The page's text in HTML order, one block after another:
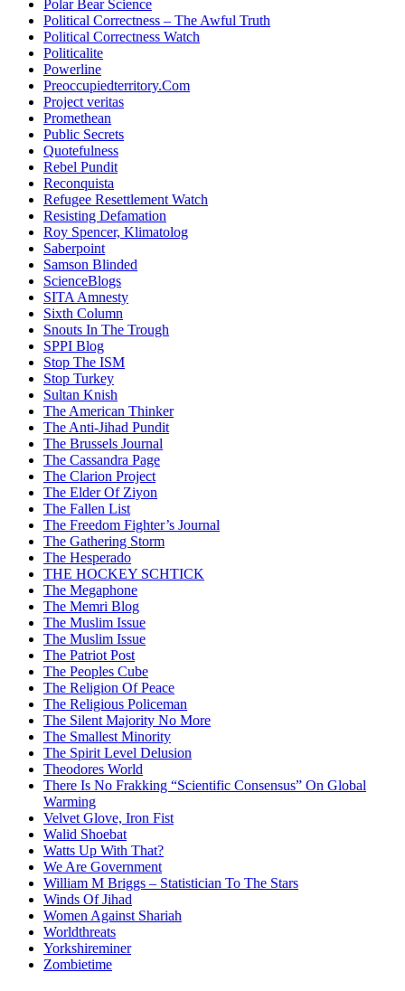
Polar Bear Science
Political Correctness – The Awful Truth
Political Correctness Watch
Politicalite
Powerline
Preoccupiedterritory.Com
Project veritas
Promethean
Public Secrets
Quotefulness
Rebel Pundit
Reconquista
Refugee Resettlement Watch
Resisting Defamation
Roy Spencer, Klimatolog
Saberpoint
Samson Blinded
ScienceBlogs
SITA Amnesty
Sixth Column
Snouts In The Trough
SPPI Blog
Stop The ISM
Stop Turkey
Sultan Knish
The American Thinker
The Anti-Jihad Pundit
The Brussels Journal
The Cassandra Page
The Clarion Project
The Elder Of Ziyon
The Fallen List
The Freedom Fighter’s Journal
The Gathering Storm
The Hesperado
THE HOCKEY SCHTICK
The Megaphone
The Memri Blog
The Muslim Issue
The Muslim Issue
The Patriot Post
The Peoples Cube
The Religion Of Peace
The Religious Policeman
The Silent Majority No More
The Smallest Minority
The Spirit Level Delusion
Theodores World
There Is No Frakking “Scientific Consensus” On Global
Warming
Velvet Glove, Iron Fist
Walid Shoebat
Watts Up With That?
We Are Government
William M Briggs – Statistician To The Stars
Winds Of Jihad
Women Against Shariah
Worldthreats
Yorkshireminer
Zombietime